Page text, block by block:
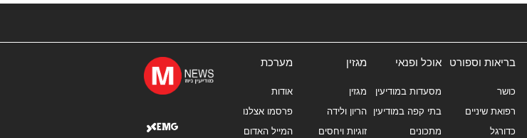
בריאות וספורט
כושר
רפואת שיניים
כדורגל
אוכל ופנאי
מסעדות במודיעין
בתי קפה במודיעין
מתכונים
מגזין
מגזין
הריון ולידה
זוגיות ויחסים
מערכת
אודות
פרסמו אצלנו
המייל האדום